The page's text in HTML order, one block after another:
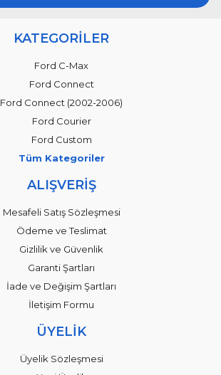
KATEGORİLER
Ford C-Max
Ford Connect
Ford Connect (2002-2006)
Ford Courier
Ford Custom
Tüm Kategoriler
ALIŞVERİŞ
Mesafeli Satış Sözleşmesi
Ödeme ve Teslimat
Gizlilik ve Güvenlik
Garanti Şartları
İade ve Değişim Şartları
İletişim Formu
ÜYELİK
Üyelik Sözleşmesi